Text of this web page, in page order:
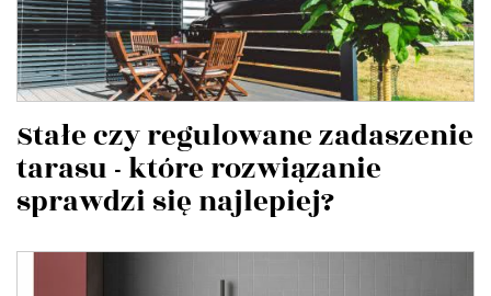
Stałe czy regulowane zadaszenie
tarasu - które rozwiązanie
sprawdzi się najlepiej?